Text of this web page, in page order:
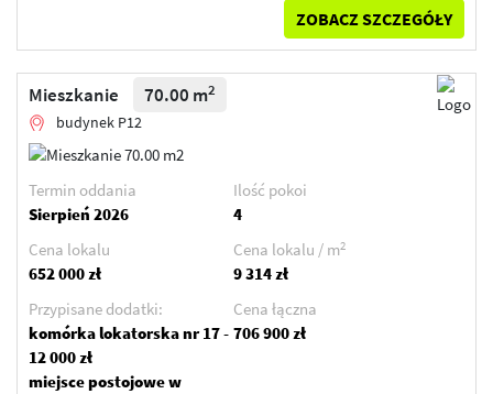
ZOBACZ SZCZEGÓŁY
Mieszkanie 70.00 m2
budynek P12
Termin oddania
Sierpień 2026
Ilość pokoi
4
Cena lokalu
652 000 zł
Cena lokalu / m2
9 314 zł
Przypisane dodatki:
komórka lokatorska nr 17 -
12 000 zł
miejsce postojowe w
Cena łączna
706 900 zł